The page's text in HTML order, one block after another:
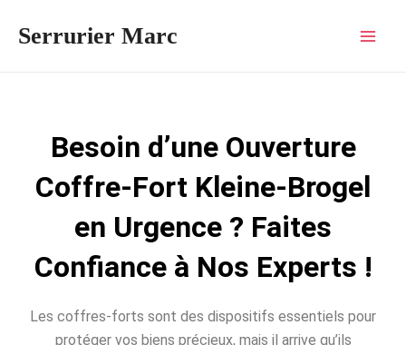
Serrurier Marc
Besoin d’une Ouverture
Coffre-Fort Kleine-Brogel
en Urgence ? Faites
Confiance à Nos Experts !
Les coffres-forts sont des dispositifs essentiels pour
protéger vos biens précieux, mais il arrive qu’ils